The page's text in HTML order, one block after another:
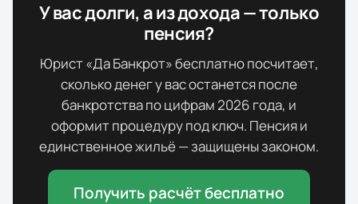
У вас долги, а из дохода — только
пенсия?
Юрист «Да Банкрот» бесплатно посчитает,
сколько денег у вас останется после
банкротства по цифрам2026 года, и
оформит процедуру под ключ. Пенсия и
единственное жильё — защищены законом.
Получить расчёт бесплатно